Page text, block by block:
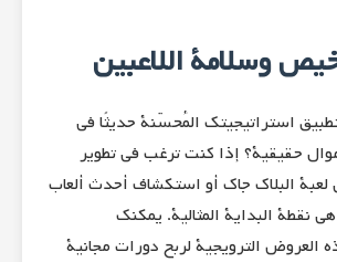
وسلامة اللاعبين
استراتيجيتك المُحسّنة حديثًا في
حقيقية؟ إذا كنت ترغب في تطوير
لعبة البلاك جاك أو استكشاف أحدث ألعاب
نقطة البداية المثالية. يمكنك
العروض الترويجية لربح دورات مجانية